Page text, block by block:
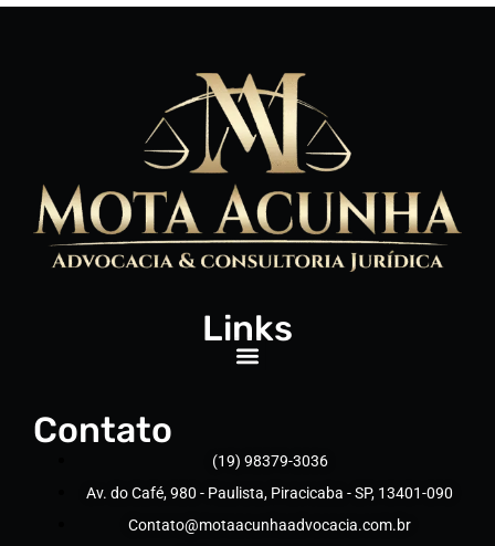
Links
Contato
(19) 98379-3036
Av. do Café, 980 - Paulista, Piracicaba - SP, 13401-090
Contato@motaacunhaadvocacia.com.br